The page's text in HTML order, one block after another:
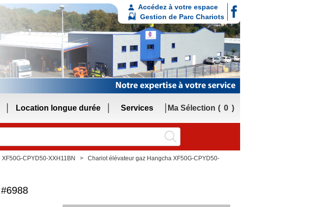
Accédez à votre espace
Gestion de Parc Chariots
Ma Sélection 0
Location longue durée Services
XF50G-CPYD50-XXH11BN Chariot élévateur gaz Hangcha XF50G-CPYD50-
#6988